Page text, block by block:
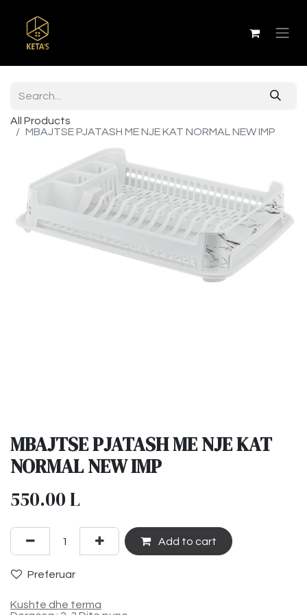
All Products
MBAJTSE PJATASH ME NJE KAT NORMAL NEW IMP
MBAJTSE PJATASH ME NJE KAT
NORMAL NEW IMP
550.00L
Add to cart
Preferuar
Kushte dhe terma